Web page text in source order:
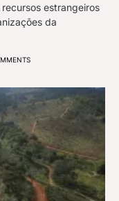
estrangeiros
da